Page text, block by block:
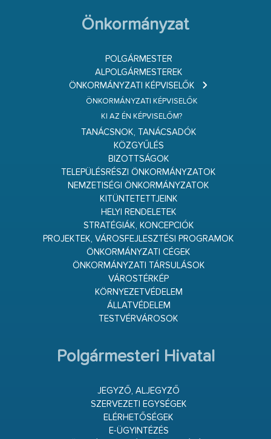
Önkormányzat
POLGÁRMESTER
ALPOLGÁRMESTEREK
ÖNKORMÁNYZATI KÉPVISELŐK
ÖNKORMÁNYZATI KÉPVISELŐK
KI AZ ÉN KÉPVISELŐM?
TANÁCSNOK, TANÁCSADÓK
KÖZGYŰLÉS
BIZOTTSÁGOK
TELEPÜLÉSRÉSZI ÖNKORMÁNYZATOK
NEMZETISÉGI ÖNKORMÁNYZATOK
KITÜNTETETTJEINK
HELYI RENDELETEK
STRATÉGIÁK, KONCEPCIÓK
PROJEKTEK, VÁROSFEJLESZTÉSI PROGRAMOK
ÖNKORMÁNYZATI CÉGEK
ÖNKORMÁNYZATI TÁRSULÁSOK
VÁROSTÉRKÉP
KÖRNYEZETVÉDELEM
ÁLLATVÉDELEM
TESTVÉRVÁROSOK
Polgármesteri Hivatal
JEGYZŐ, ALJEGYZŐ
SZERVEZETI EGYSÉGEK
ELÉRHETŐSÉGEK
E-ÜGYINTÉZÉS